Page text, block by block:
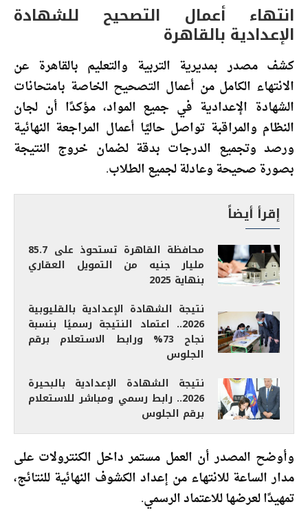
انتهاء أعمال التصحيح للشهادة
الإعدادية بالقاهرة
كشف مصدر بمديرية التربية والتعليم بالقاهرة عن
الانتهاء الكامل من أعمال التصحيح الخاصة بامتحانات
الشهادة الإعدادية في جميع المواد، مؤكدًا أن لجان
النظام والمراقبة تواصل حاليًا أعمال المراجعة النهائية
ورصد وتجميع الدرجات بدقة لضمان خروج النتيجة
بصورة صحيحة وعادلة لجميع الطلاب.
إقرأ أيضاً
محافظة القاهرة تستحوذ على 85.7
مليار جنيه من التمويل العقاري
بنهاية 2025
نتيجة الشهادة الإعدادية بالقليوبية
2026.. اعتماد النتيجة رسميًا بنسبة
نجاح 73% ورابط الاستعلام برقم
الجلوس
نتيجة الشهادة الإعدادية بالبحيرة
2026.. رابط رسمي ومباشر للاستعلام
برقم الجلوس
وأوضح المصدر أن العمل مستمر داخل الكنترولات على
مدار الساعة للانتهاء من إعداد الكشوف النهائية للنتائج،
تمهيدًا لعرضها للاعتماد الرسمي.